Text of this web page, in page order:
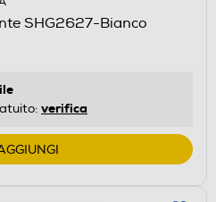
SHG2627-Bianco
verifica